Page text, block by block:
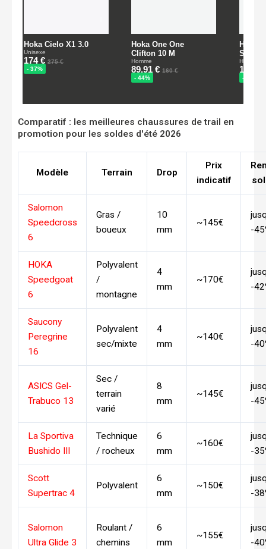
Comparatif : les meilleures chaussures de trail en
promotion pour les soldes d'été 2026
Modèle Terrain Drop
Prix
indicatif
Salomon
Speedcross
6
Gras /
boueux
10
mm
~145€
-
HOKA
Speedgoat
6
Polyvalent
/
montagne
4
mm
~170€
-
Saucony
Peregrine
16
Polyvalent
sec/mixte
4
mm
~140€
-
ASICS Gel-
Trabuco 13
Sec /
terrain
varié
8
mm
~145€
-
La Sportiva
Bushido III
Technique
/ rocheux
6
mm
~160€
-
Scott
Supertrac 4
Polyvalent
6
mm
~150€
-
Salomon
Ultra Glide 3
Roulant /
chemins
6
mm
~155€
-